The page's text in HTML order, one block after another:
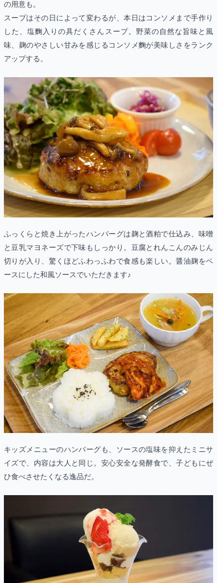
の用意も。
スープはその日によって変わるが、本日はコンソメまで手作り
した、塩麴入りの具だくさんスープ。野菜の自然な旨味と風
味、麹のやさしい甘みを感じるコンソメ麴が美味しさをランク
アップする。
ふっくらと焼き上がったハンバーグは麹と酒粕で仕込み、味噌
と豆乳マヨネーズで下味もしっかり。豆腐とれんこんのみじん
切りが入り、驚くほどふわっふわで食感も楽しい。醤油麹をベ
ースにした和風ソースでいただきます♪
キッズメニューのハンバーグも、ソースの塩味を抑えたミニサ
イズで、内容は大人と同じ。安心安全な発酵食で、子どもにぜ
ひ食べさせたくなる逸品だ。